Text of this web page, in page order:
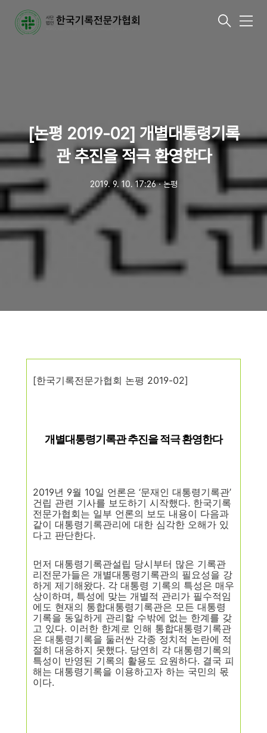
메
[논평 2019-02] 개별대통령기록
관 추진을 적극 환영한다
2019. 9. 10. 17:26ㆍ논평
[한국기록전문가협회 논평 2019-02]
개별대통령기록관 추진을 적극 환영한다
2019년 9월 10일 언론은 ‘문재인 대통령기록관’
건립 관련 기사를 보도하기 시작했다. 한국기록
전문가협회는 일부 언론의 보도 내용이 다음과
같이 대통령기록관리에 대한 심각한 오해가 있
다고 판단한다.
먼저 대통령기록관설립 당시부터 많은 기록관
리전문가들은 개별대통령기록관의 필요성을 강
하게 제기해왔다. 각 대통령 기록의 특성은 매우
상이하며, 특성에 맞는 개별적 관리가 필수적임
에도 현재의 통합대통령기록관은 모든 대통령
기록을 동일하게 관리할 수밖에 없는 한계를 갖
고 있다. 이러한 한계로 인해 통합대통령기록관
은 대통령기록을 둘러싼 각종 정치적 논란에 적
절히 대응하지 못했다. 당연히 각 대통령기록의
특성이 반영된 기록의 활용도 요원하다. 결국 피
해는 대통령기록을 이용하고자 하는 국민의 몫
이다.